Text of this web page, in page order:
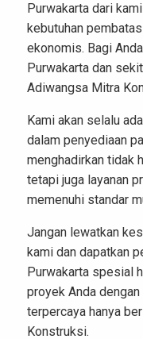
Purwakarta dari
kebutuhan
ekonomis. Bagi
Purwakarta dan
Adiwangsa Mitra
Kami akan selalu
dalam penyediaan
menghadirkan tidak
tetapi juga layanan
memenuhi standar
Jangan lewatkan
kami dan dapatkan
Purwakarta spesial
proyek Anda
terpercaya hanya
Konstruksi.